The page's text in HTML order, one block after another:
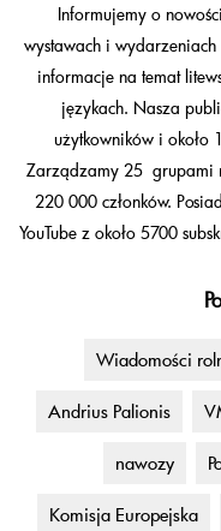
Informujemy o
wystawach i
informacje na temat
językach. Nasza
użytkowników i około
Zarządzamy 25 grupami
220 000 członków.
YouTube z około 5700
Wiadomości
Andrius Palionis
nawozy
Komisja Europejska